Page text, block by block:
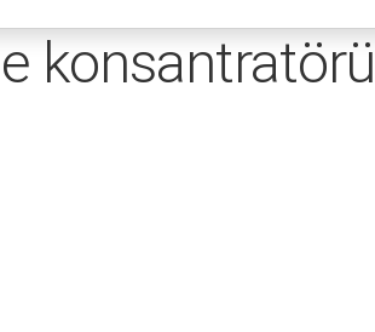
konsantratörü